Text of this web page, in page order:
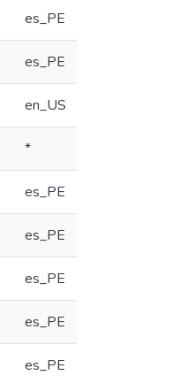
es_PE
es_PE
en_US
*
es_PE
es_PE
es_PE
es_PE
es_PE